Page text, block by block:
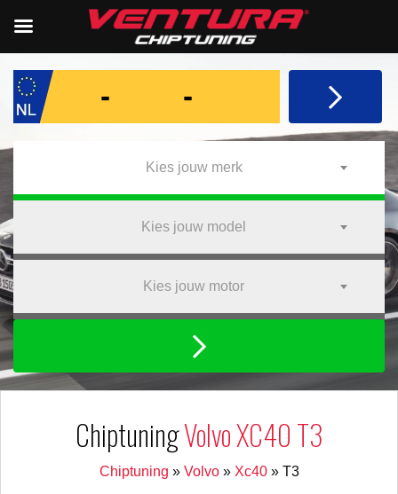
Kies jouw merk
Kies jouw model
Kies jouw motor
ChiptuningVolvo XC40 T3
Chiptuning » Volvo» Xc40» T3